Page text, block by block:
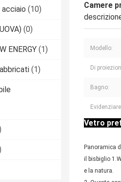
(10)
(0)
ENERGY (1)
(1)
Camere
Modello:
Di
Bagno:
Vetro
Panoramica
il bisbiglio
e la natura.